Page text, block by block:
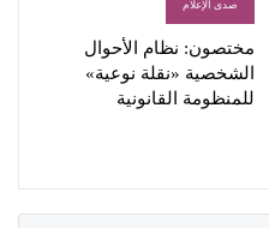
صدى الإعلام
مختصون: نظام الأحوال
الشخصية «نقلة نوعية»
للمنظومة القانونية